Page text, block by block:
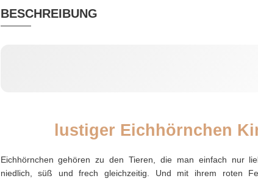
BESCHREIBUNG
lustiger Eichhörnchen
Eichhörnchen gehören zu den Tieren, die man einfach nur
niedlich, süß und frech gleichzeitig. Und mit ihrem roten